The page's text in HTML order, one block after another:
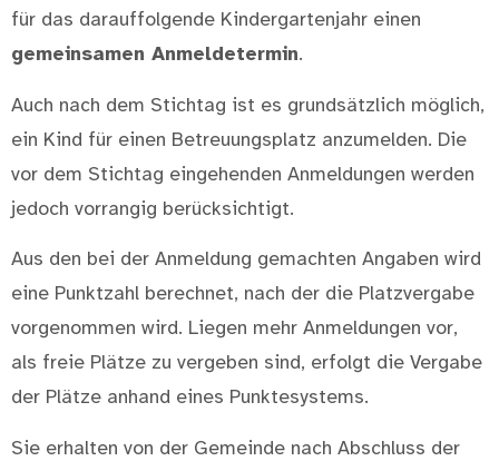
für das darauffolgende Kindergartenjahr einen
gemeinsamen Anmeldetermin.
Auch nach dem Stichtag ist es grundsätzlich möglich,
ein Kind für einen Betreuungsplatz anzumelden. Die
vor dem Stichtag eingehenden Anmeldungen werden
jedoch vorrangig berücksichtigt.
Aus den bei der Anmeldung gemachten Angaben wird
eine Punktzahl berechnet, nach der die Platzvergabe
vorgenommen wird. Liegen mehr Anmeldungen vor,
als freie Plätze zu vergeben sind, erfolgt die Vergabe
der Plätze anhand eines Punktesystems.
Sie erhalten von der Gemeinde nach Abschluss der